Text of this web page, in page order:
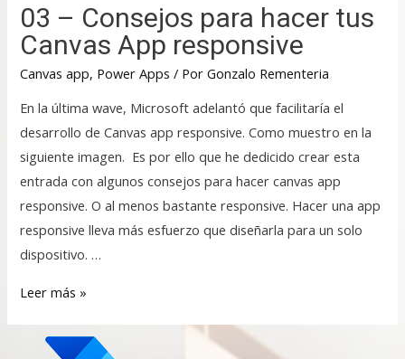
03 – Consejos para hacer tus
Canvas App responsive
Canvas app, Power Apps / PorGonzalo Rementeria
En la última wave, Microsoft adelantó que facilitaría el
desarrollo de Canvas app responsive. Como muestro en la
siguiente imagen. Es por ello que he dedicido crear esta
entrada con algunos consejos para hacer canvas app
responsive. O al menos bastante responsive. Hacer una app
responsive lleva más esfuerzo que diseñarla para un solo
dispositivo. …
Leer más »